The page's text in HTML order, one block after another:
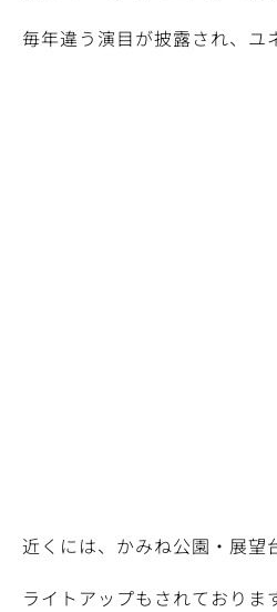
毎年違う演目が披露され、ユ
近くには、かみね公園・展望
ライトアップもされておりま